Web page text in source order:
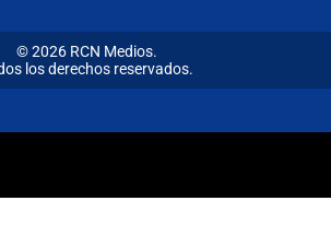
© 2026 RCN Medios.
los derechos reservados.